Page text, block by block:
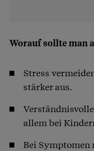
Worauf sollte man
Stress
stärker aus.
allem bei
Bei